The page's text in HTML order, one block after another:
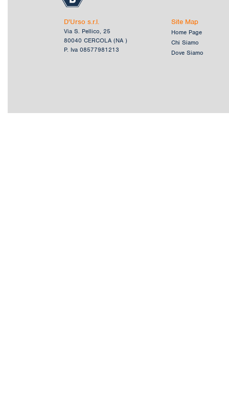
D'Urso s.r.l.
Via S. Pellico, 25
80040 CERCOLA (NA )
P. Iva 08577981213
Site Map
Home Page
Chi Siamo
Dove Siamo